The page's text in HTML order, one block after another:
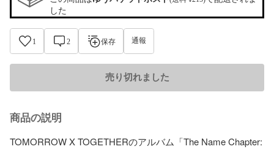
した
1 2 保存 通報
売り切れました
商品の説明
TOMORROW X TOGETHERのアルバム「The Name Chapter: